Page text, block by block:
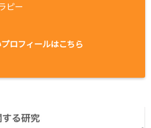
ピー
ロフィールはこちら